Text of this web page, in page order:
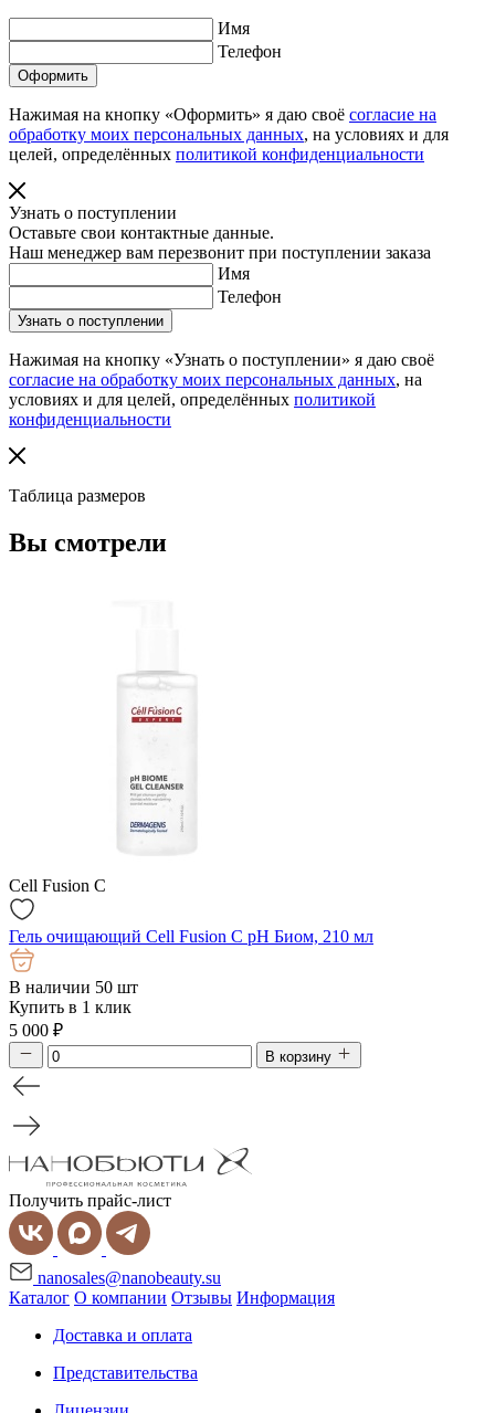
Имя
Телефон
Нажимая на кнопку «Оформить» я даю своё согласие на
обработку моих персональных данных, на условиях и для
целей, определённых политикой конфиденциальности
Узнать о поступлении
Оставьте свои контактные данные.
Наш менеджер вам перезвонит при поступлении заказа
Имя
Телефон
Нажимая на кнопку «Узнать о поступлении» я даю своё
согласие на обработку моих персональных данных, на
условиях и для целей, определённых политикой
конфиденциальности
Таблица размеров
Вы смотрели
Cell Fusion C
Гель очищающий Cell Fusion C pH Биом, 210 мл
В наличии 50 шт
Купить в 1 клик
5 000 ₽
В корзину
Получить прайс-лист
nanosales@nanobeauty.su
Каталог О компании Отзывы Информация
Доставка и оплата
Представительства